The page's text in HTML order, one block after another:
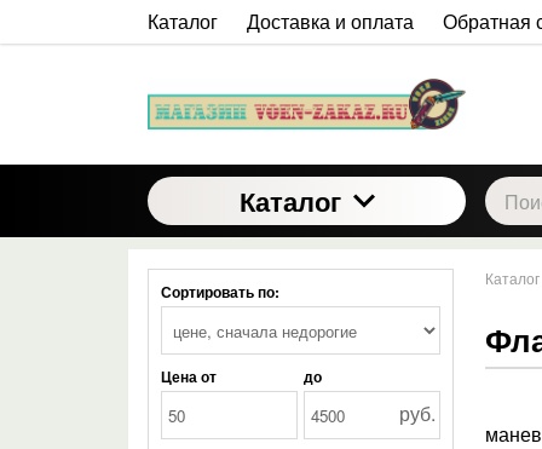
Каталог Доставка и оплата Обратная
Каталог
Сортировать по:
Цена от до
руб.
Каталог